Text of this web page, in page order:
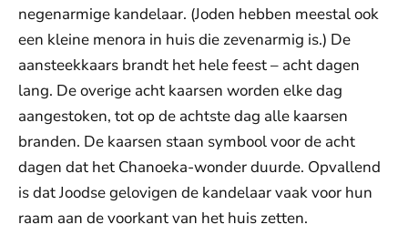
negenarmige kandelaar. (Joden hebben meestal ook
een kleine menora in huis die zevenarmig is.) De
aansteekkaars brandt het hele feest – acht dagen
lang. De overige acht kaarsen worden elke dag
aangestoken, tot op de achtste dag alle kaarsen
branden. De kaarsen staan symbool voor de acht
dagen dat het Chanoeka-wonder duurde. Opvallend
is dat Joodse gelovigen de kandelaar vaak voor hun
raam aan de voorkant van het huis zetten.